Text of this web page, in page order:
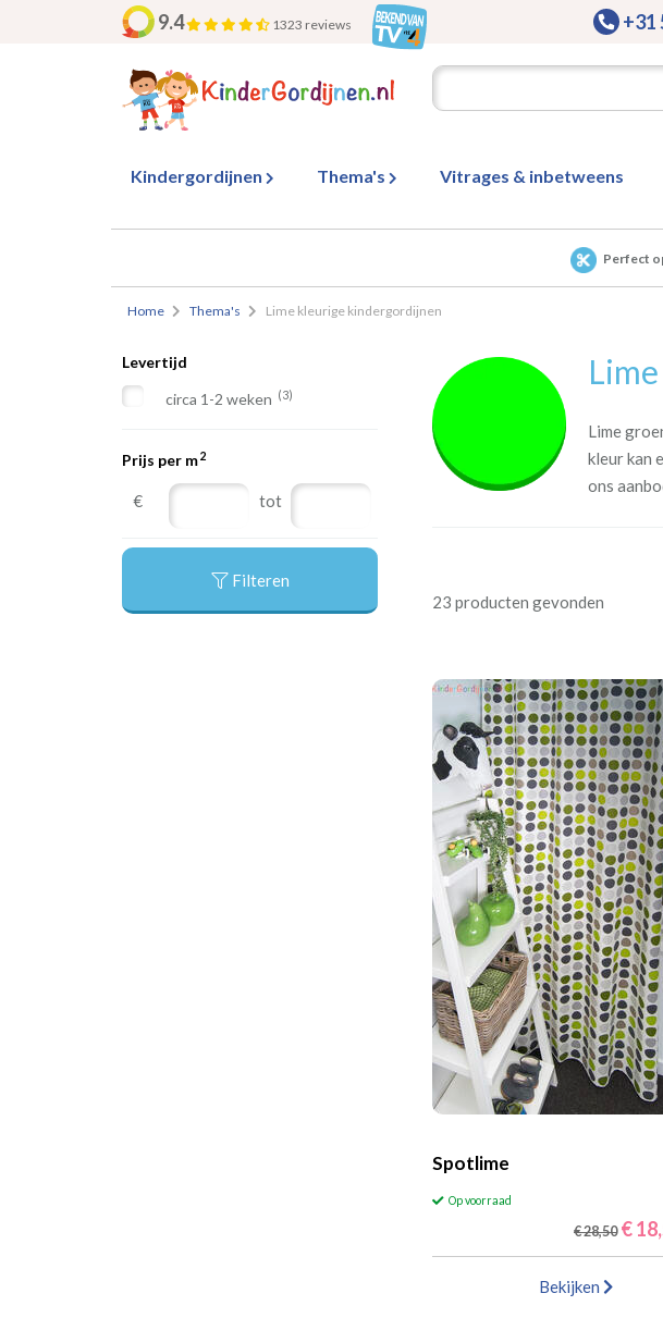
9.4 1323 reviews +31
Kindergordijnen Thema's Vitrages & inbetweens
Perfect
Home Thema's Lime kleurige kindergordijnen
Levertijd
circa 1-2 weken (3)
Prijs per m2
€ tot
Filteren
Lime
kleur kan
ons
23 producten gevonden
Spotlime
Op voorraad
€ 28,50 €
Bekijken